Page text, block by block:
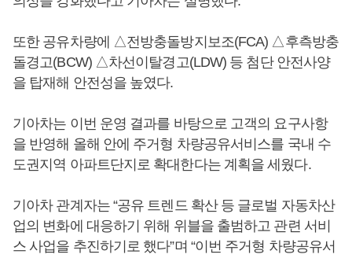
또한 공유차량에 △전방충돌방지보조(FCA) △후측방충
돌경고(BCW) △차선이탈경고(LDW) 등 첨단 안전사양
을 탑재해 안전성을 높였다.
기아차는 이번 운영 결과를 바탕으로 고객의 요구사항
을 반영해 올해 안에 주거형 차량공유서비스를 국내 수
도권지역 아파트단지로 확대한다는 계획을 세웠다.
기아차 관계자는 “공유 트렌드 확산 등 글로벌 자동차산
업의 변화에 대응하기 위해 위블을 출범하고 관련 서비
스 사업을 추진하기로 했다”며 “이번 주거형 차량공유서